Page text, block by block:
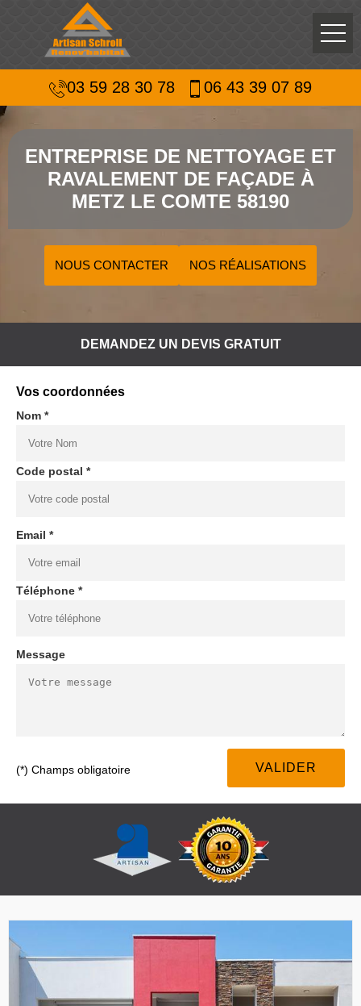
03 59 28 30 78 06 43 39 07 89
ENTREPRISE DE NETTOYAGE ET
RAVALEMENT DE FAÇADE À
METZ LE COMTE 58190
NOUS CONTACTER NOS RÉALISATIONS
DEMANDEZ UN DEVIS GRATUIT
Vos coordonnées
Nom *
Code postal *
Email *
Téléphone *
Message
(*) Champs obligatoire